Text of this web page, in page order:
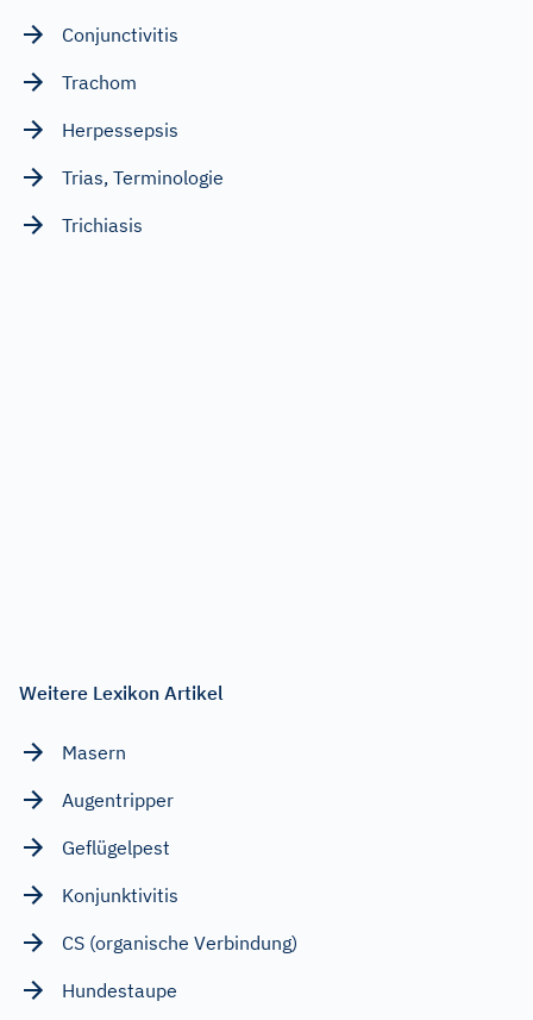
Conjunctivitis
Trachom
Herpessepsis
Trias, Terminologie
Trichiasis
Weitere Lexikon Artikel
Masern
Augentripper
Geflügelpest
Konjunktivitis
CS (organische Verbindung)
Hundestaupe